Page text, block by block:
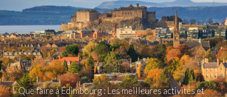
Que faire à Édimbourg : Les meilleures activités et